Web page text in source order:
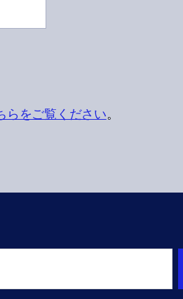
らをご覧ください。